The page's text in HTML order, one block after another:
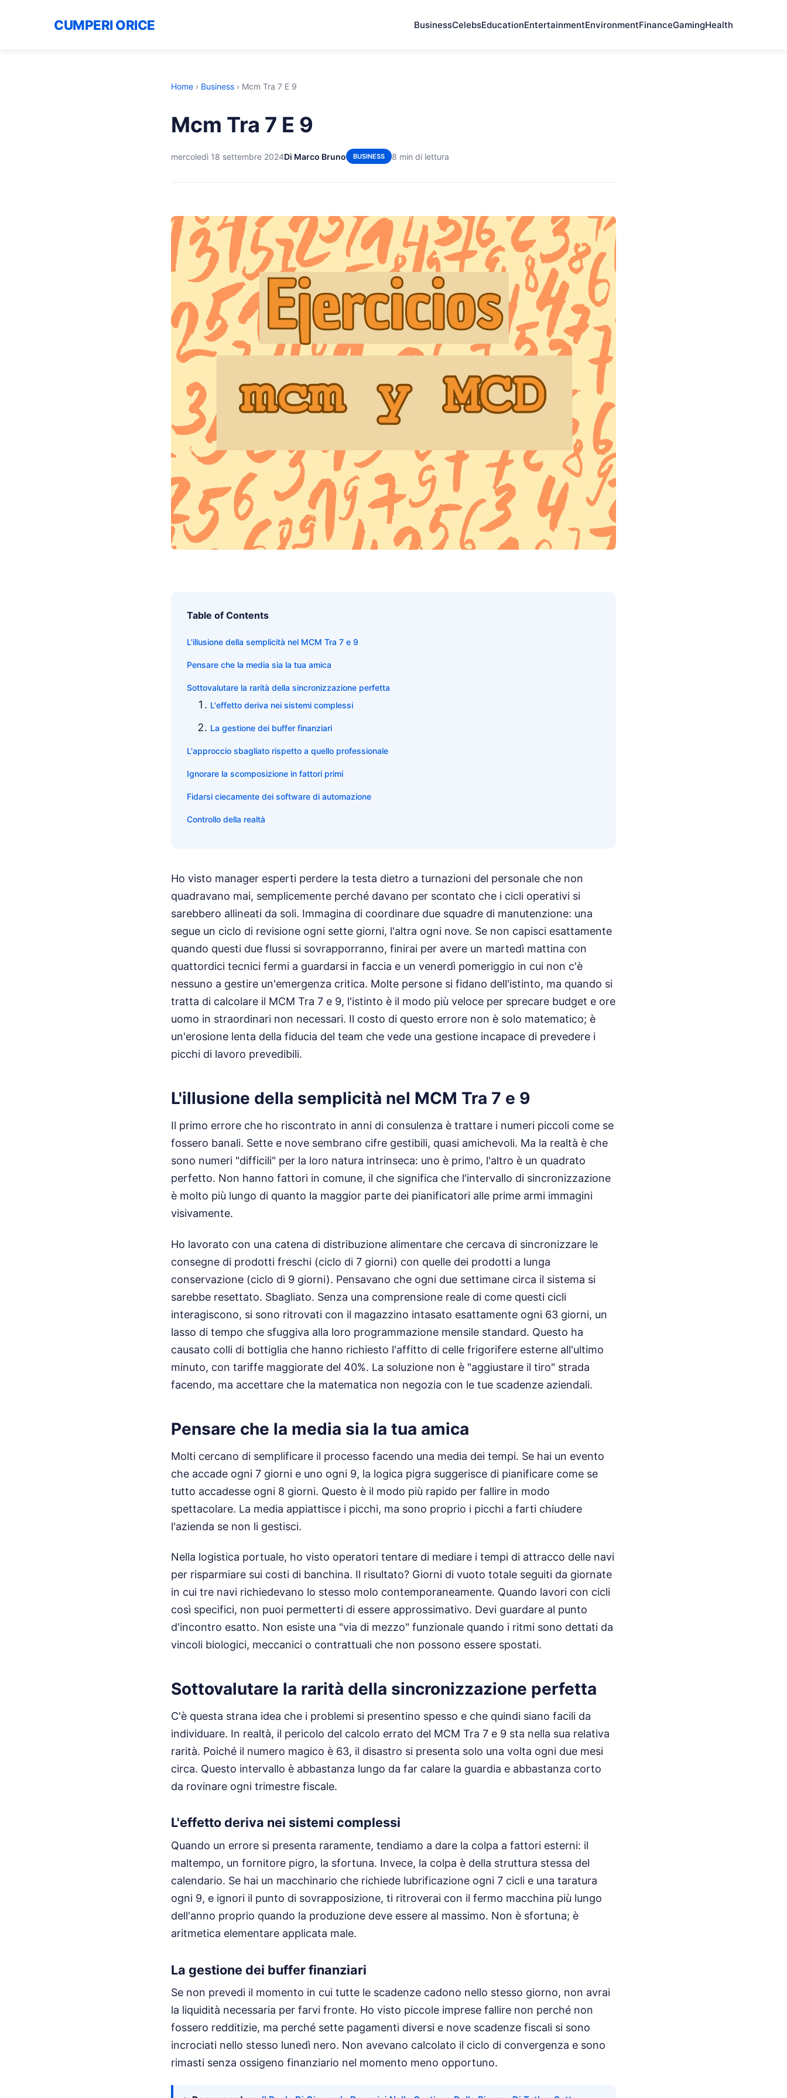
CUMPERI ORICE BusinessCelebsEducationEntertainmentEnvironmentFinanceGamingHealth
Home › Business › Mcm Tra 7 E 9
Mcm Tra 7 E 9
mercoledì 18 settembre 2024Di Marco Bruno BUSINESS 8 min di lettura
Table of Contents
L'illusione della semplicità nel MCM Tra 7 e 9
Pensare che la media sia la tua amica
Sottovalutare la rarità della sincronizzazione perfetta
L'effetto deriva nei sistemi complessi
La gestione dei buffer finanziari
L'approccio sbagliato rispetto a quello professionale
Ignorare la scomposizione in fattori primi
Fidarsi ciecamente dei software di automazione
Controllo della realtà
Ho visto manager esperti perdere la testa dietro a turnazioni del personale che non
quadravano mai, semplicemente perché davano per scontato che i cicli operativi si
sarebbero allineati da soli. Immagina di coordinare due squadre di manutenzione: una
segue un ciclo di revisione ogni sette giorni, l'altra ogni nove. Se non capisci esattamente
quando questi due flussi si sovrapporranno, finirai per avere un martedì mattina con
quattordici tecnici fermi a guardarsi in faccia e un venerdì pomeriggio in cui non c'è
nessuno a gestire un'emergenza critica. Molte persone si fidano dell'istinto, ma quando si
tratta di calcolare il MCM Tra 7 e 9, l'istinto è il modo più veloce per sprecare budget e ore
uomo in straordinari non necessari. Il costo di questo errore non è solo matematico; è
un'erosione lenta della fiducia del team che vede una gestione incapace di prevedere i
picchi di lavoro prevedibili.
L'illusione della semplicità nel MCM Tra 7 e 9
Il primo errore che ho riscontrato in anni di consulenza è trattare i numeri piccoli come se
fossero banali. Sette e nove sembrano cifre gestibili, quasi amichevoli. Ma la realtà è che
sono numeri "difficili" per la loro natura intrinseca: uno è primo, l'altro è un quadrato
perfetto. Non hanno fattori in comune, il che significa che l'intervallo di sincronizzazione
è molto più lungo di quanto la maggior parte dei pianificatori alle prime armi immagini
visivamente.
Ho lavorato con una catena di distribuzione alimentare che cercava di sincronizzare le
consegne di prodotti freschi (ciclo di 7 giorni) con quelle dei prodotti a lunga
conservazione (ciclo di 9 giorni). Pensavano che ogni due settimane circa il sistema si
sarebbe resettato. Sbagliato. Senza una comprensione reale di come questi cicli
interagiscono, si sono ritrovati con il magazzino intasato esattamente ogni 63 giorni, un
lasso di tempo che sfuggiva alla loro programmazione mensile standard. Questo ha
causato colli di bottiglia che hanno richiesto l'affitto di celle frigorifere esterne all'ultimo
minuto, con tariffe maggiorate del 40%. La soluzione non è "aggiustare il tiro" strada
facendo, ma accettare che la matematica non negozia con le tue scadenze aziendali.
Pensare che la media sia la tua amica
Molti cercano di semplificare il processo facendo una media dei tempi. Se hai un evento
che accade ogni 7 giorni e uno ogni 9, la logica pigra suggerisce di pianificare come se
tutto accadesse ogni 8 giorni. Questo è il modo più rapido per fallire in modo
spettacolare. La media appiattisce i picchi, ma sono proprio i picchi a farti chiudere
l'azienda se non li gestisci.
Nella logistica portuale, ho visto operatori tentare di mediare i tempi di attracco delle navi
per risparmiare sui costi di banchina. Il risultato? Giorni di vuoto totale seguiti da giornate
in cui tre navi richiedevano lo stesso molo contemporaneamente. Quando lavori con cicli
così specifici, non puoi permetterti di essere approssimativo. Devi guardare al punto
d'incontro esatto. Non esiste una "via di mezzo" funzionale quando i ritmi sono dettati da
vincoli biologici, meccanici o contrattuali che non possono essere spostati.
Sottovalutare la rarità della sincronizzazione perfetta
C'è questa strana idea che i problemi si presentino spesso e che quindi siano facili da
individuare. In realtà, il pericolo del calcolo errato del MCM Tra 7 e 9 sta nella sua relativa
rarità. Poiché il numero magico è 63, il disastro si presenta solo una volta ogni due mesi
circa. Questo intervallo è abbastanza lungo da far calare la guardia e abbastanza corto
da rovinare ogni trimestre fiscale.
L'effetto deriva nei sistemi complessi
Quando un errore si presenta raramente, tendiamo a dare la colpa a fattori esterni: il
maltempo, un fornitore pigro, la sfortuna. Invece, la colpa è della struttura stessa del
calendario. Se hai un macchinario che richiede lubrificazione ogni 7 cicli e una taratura
ogni 9, e ignori il punto di sovrapposizione, ti ritroverai con il fermo macchina più lungo
dell'anno proprio quando la produzione deve essere al massimo. Non è sfortuna; è
aritmetica elementare applicata male.
La gestione dei buffer finanziari
Se non prevedi il momento in cui tutte le scadenze cadono nello stesso giorno, non avrai
la liquidità necessaria per farvi fronte. Ho visto piccole imprese fallire non perché non
fossero redditizie, ma perché sette pagamenti diversi e nove scadenze fiscali si sono
incrociati nello stesso lunedì nero. Non avevano calcolato il ciclo di convergenza e sono
rimasti senza ossigeno finanziario nel momento meno opportuno.